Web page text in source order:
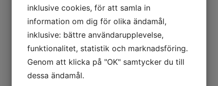
For besøkende
inklusive cookies, för att samla in
information om dig för olika ändamål,
inklusive: bättre användarupplevelse,
funktionalitet, statistik och marknadsföring.
Genom att klicka på "OK" samtycker du till
dessa ändamål.